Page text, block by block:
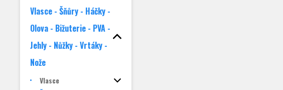
Vlasce - Šňůry - Háčky -
Olova - Bižuterie - PVA -
Jehly - Nůžky - Vrtáky -
Nože
Vlasce